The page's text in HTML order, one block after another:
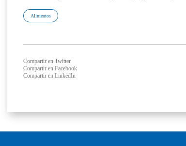
Alimentos
Compartir en Twitter
Compartir en Facebook
Compartir en LinkedIn